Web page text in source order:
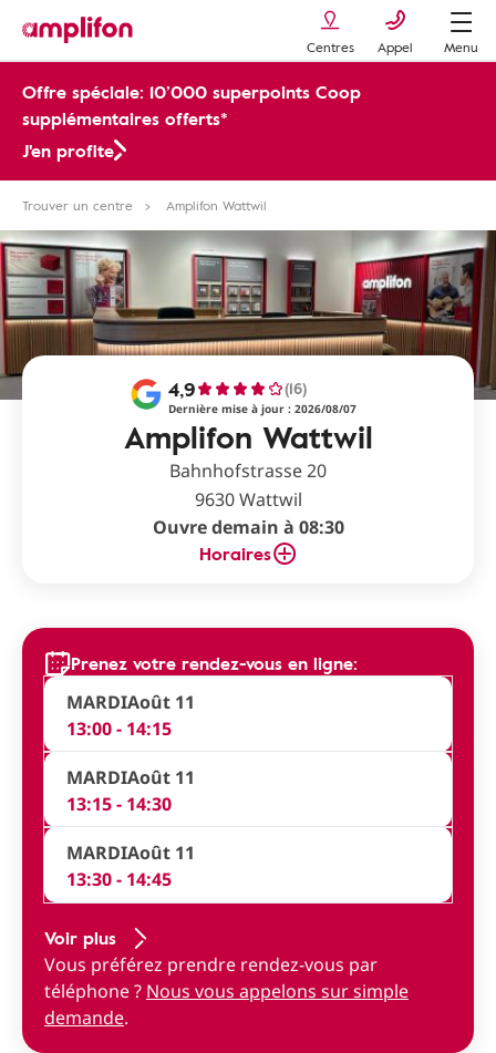
Centres Appel Menu
Offre spéciale: 10’000 superpoints Coop
supplémentaires offerts*
J'en profite
Trouver un centre Amplifon Wattwil
Amplifon Wattwil
4,9 (16)
Dernière mise à jour : 2026/08/07
Bahnhofstrasse 20
9630 Wattwil
Ouvre demain à 08:30
Horaires
Prenez votre rendez-vous en ligne:
MARDIAoût 11
13:00 - 14:15
MARDIAoût 11
13:15 - 14:30
MARDIAoût 11
13:30 - 14:45
Voir plus
Vous préférez prendre rendez-vous par
téléphone ? Nous vous appelons sur simple
demande.